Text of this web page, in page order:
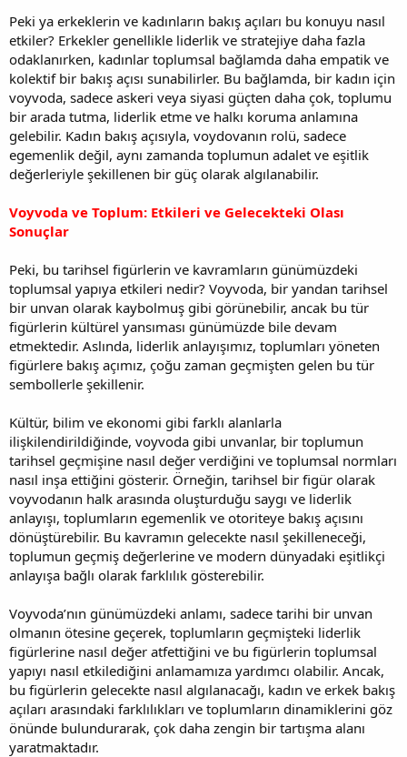
Peki ya erkeklerin ve kadınların bakış açıları bu konuyu nasıl
etkiler? Erkekler genellikle liderlik ve stratejiye daha fazla
odaklanırken, kadınlar toplumsal bağlamda daha empatik ve
kolektif bir bakış açısı sunabilirler. Bu bağlamda, bir kadın için
voyvoda, sadece askeri veya siyasi güçten daha çok, toplumu
bir arada tutma, liderlik etme ve halkı koruma anlamına
gelebilir. Kadın bakış açısıyla, voydovanın rolü, sadece
egemenlik değil, aynı zamanda toplumun adalet ve eşitlik
değerleriyle şekillenen bir güç olarak algılanabilir.
Voyvoda ve Toplum: Etkileri ve Gelecekteki Olası
Sonuçlar
Peki, bu tarihsel figürlerin ve kavramların günümüzdeki
toplumsal yapıya etkileri nedir? Voyvoda, bir yandan tarihsel
bir unvan olarak kaybolmuş gibi görünebilir, ancak bu tür
figürlerin kültürel yansıması günümüzde bile devam
etmektedir. Aslında, liderlik anlayışımız, toplumları yöneten
figürlere bakış açımız, çoğu zaman geçmişten gelen bu tür
sembollerle şekillenir.
Kültür, bilim ve ekonomi gibi farklı alanlarla
ilişkilendirildiğinde, voyvoda gibi unvanlar, bir toplumun
tarihsel geçmişine nasıl değer verdiğini ve toplumsal normları
nasıl inşa ettiğini gösterir. Örneğin, tarihsel bir figür olarak
voyvodanın halk arasında oluşturduğu saygı ve liderlik
anlayışı, toplumların egemenlik ve otoriteye bakış açısını
dönüştürebilir. Bu kavramın gelecekte nasıl şekilleneceği,
toplumun geçmiş değerlerine ve modern dünyadaki eşitlikçi
anlayışa bağlı olarak farklılık gösterebilir.
Voyvoda’nın günümüzdeki anlamı, sadece tarihi bir unvan
olmanın ötesine geçerek, toplumların geçmişteki liderlik
figürlerine nasıl değer atfettiğini ve bu figürlerin toplumsal
yapıyı nasıl etkilediğini anlamamıza yardımcı olabilir. Ancak,
bu figürlerin gelecekte nasıl algılanacağı, kadın ve erkek bakış
açıları arasındaki farklılıkları ve toplumların dinamiklerini göz
önünde bulundurarak, çok daha zengin bir tartışma alanı
yaratmaktadır.